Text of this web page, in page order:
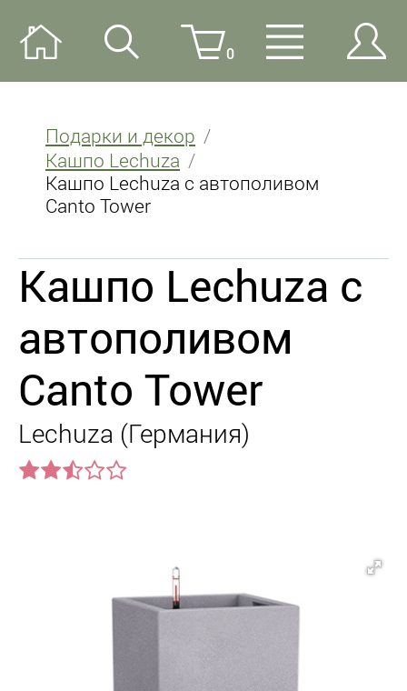
0
Подарки и декор
Кашпо Lechuza
Кашпо Lechuza с автополивом
Canto Tower
Кашпо Lechuza с
автополивом
Canto Tower
Lechuza (Германия)